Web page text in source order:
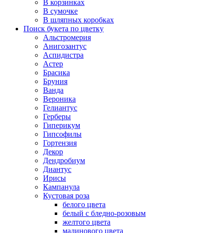
В корзинках
В сумочке
В шляпных коробках
Поиск букета по цветку
Альстромерия
Анигозантус
Аспидистра
Астер
Брасика
Бруния
Ванда
Вероника
Гелиантус
Герберы
Гиперикум
Гипсофилы
Гортензия
Декор
Дендробиум
Диантус
Ирисы
Кампанула
Кустовая роза
белого цвета
белый с бледно-розовым
желтого цвета
малинового цвета